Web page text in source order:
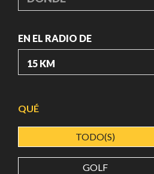
EN EL RADIO DE
QUÉ
TODO(S)
GOLF